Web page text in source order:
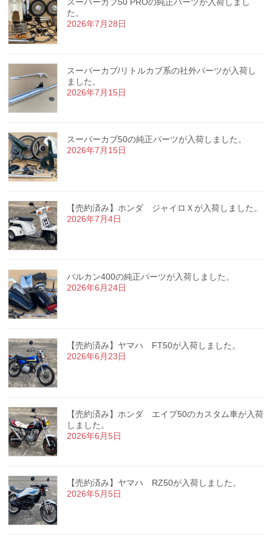
た。
2026年7月28日
スーパーカブ/リトルカブ系の社外パーツが入荷し
ました。
2026年7月15日
スーパーカブ50の純正パーツが入荷しました。
2026年7月15日
【売約済み】ホンダ ジャイロＸが入荷しました。
2026年7月4日
バルカン400の純正パーツが入荷しました。
2026年6月24日
【売約済み】ヤマハ FT50が入荷しました。
2026年6月23日
【売約済み】ホンダ エイプ50のカスタム車が入荷
しました。
2026年6月5日
【売約済み】ヤマハ RZ50が入荷しました。
2026年5月5日